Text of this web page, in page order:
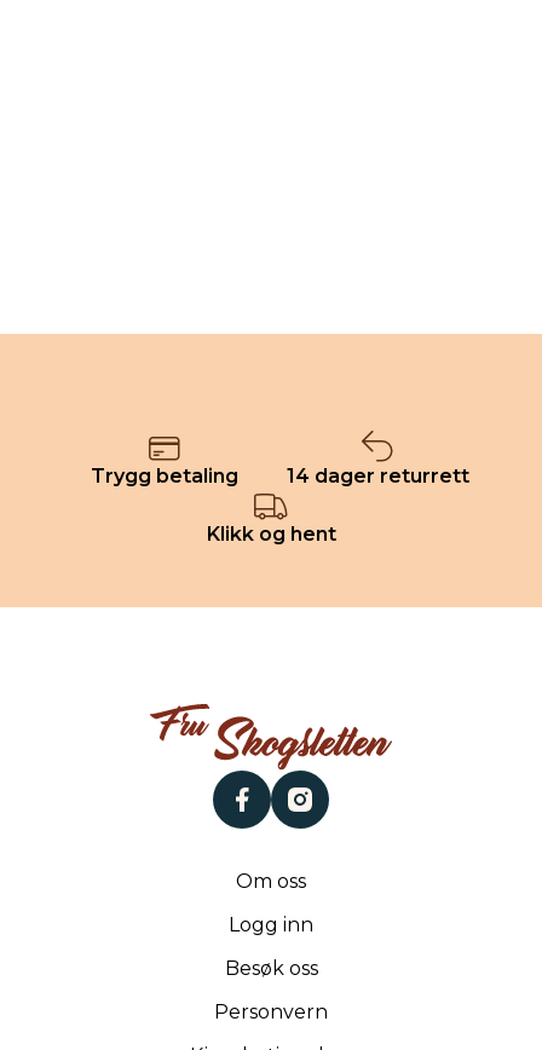
Trygg betaling 14 dager returrett
Klikk og hent
facebookinstagram
Om oss
Logg inn
Besøk oss
Personvern